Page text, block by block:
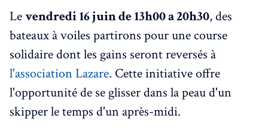
Levendredi 16 juin de 13h00 a 20h30, des
bateaux à voiles partirons pour une course
solidaire dont les gains seront reversés à
l'association Lazare. Cette initiative offre
l'opportunité de se glisser dans la peau d'un
skipper le temps d'un après-midi.